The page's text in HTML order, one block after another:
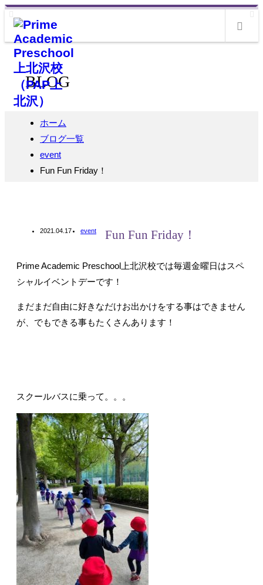
BLOG
ホーム
ブログ一覧
event
Fun Fun Friday！
2021.04.17 event Fun Fun Friday！
Prime Academic Preschool上北沢校では毎週金曜日はスペ
シャルイベントデーです！
まだまだ自由に好きなだけお出かけをする事はできません
が、でもできる事もたくさんあります！
スクールバスに乗って。。。